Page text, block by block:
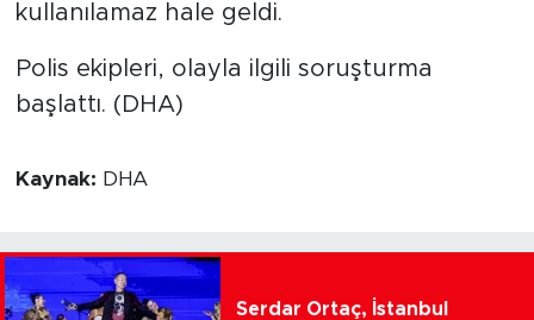
kullanılamaz hale geldi.
Polis ekipleri, olayla ilgili soruşturma
başlattı. (DHA)
Kaynak: DHA
Serdar Ortaç, İstanbul